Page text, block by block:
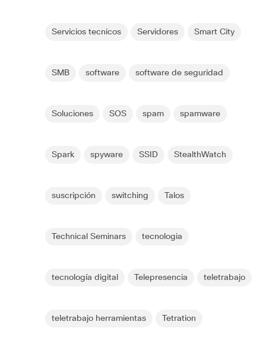
Servicios tecnicos Servidores Smart City
SMB software software de seguridad
Soluciones SOS spam spamware
Spark spyware SSID StealthWatch
suscripción switching Talos
Technical Seminars tecnologia
tecnología digital Telepresencia teletrabajo
teletrabajo herramientas Tetration